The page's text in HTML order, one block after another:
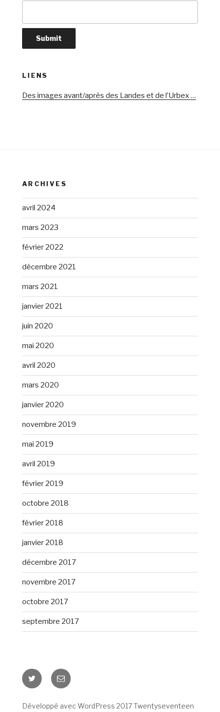
LIENS
Des images avant/après des Landes et de l’Urbex …
ARCHIVES
avril 2024
mars 2023
février 2022
décembre 2021
mars 2021
janvier 2021
juin 2020
mai 2020
avril 2020
mars 2020
janvier 2020
novembre 2019
mai 2019
avril 2019
février 2019
octobre 2018
février 2018
janvier 2018
décembre 2017
novembre 2017
octobre 2017
septembre 2017
Twitter E-
mail
Développé avec WordPress 2017 Twentyseventeen